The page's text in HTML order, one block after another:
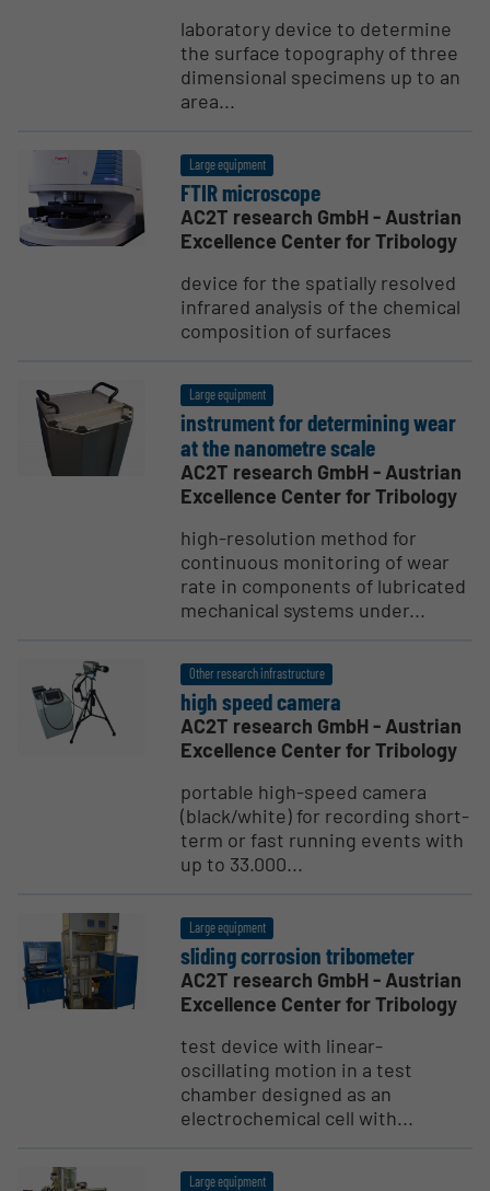
laboratory device to determine
the surface topography of three
dimensional specimens up to an
area...
Large equipment
FTIR micro­scope
AC2T research GmbH - Austrian
Excellence Center for Tribology
device for the spatially resolved
infrared analysis of the chemical
composition of surfaces
Large equipment
instrument for deter­mining wear
at the nanometre scale
AC2T research GmbH - Austrian
Excellence Center for Tribology
high-resolution method for
continuous monitoring of wear
rate in components of lubricated
mechanical systems under...
Other research infrastructure
high speed camera
AC2T research GmbH - Austrian
Excellence Center for Tribology
portable high-speed camera
(black/white) for recording short-
term or fast running events with
up to 33.000...
Large equipment
sliding corrosion tribometer
AC2T research GmbH - Austrian
Excellence Center for Tribology
test device with linear-
oscillating motion in a test
chamber designed as an
electrochemical cell with...
Large equipment